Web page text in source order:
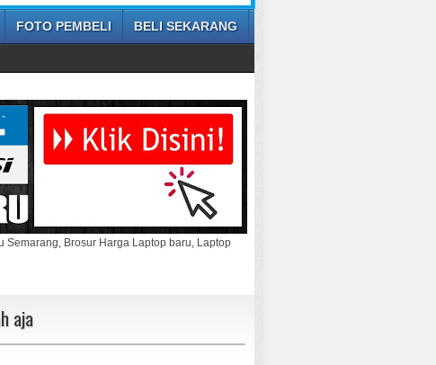
FOTO PEMBELI BELI SEKARANG
Semarang, Brosur Harga Laptop baru, Laptop
aja